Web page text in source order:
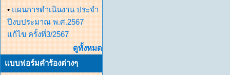
• แผนการดำเนินงาน ประจำ
ปีงบประมาณ พ.ศ.2567
แก้ไข ครั้งที่3/2567
ดูทั้งหมด
แบบฟอร์มคำร้องต่างๆ